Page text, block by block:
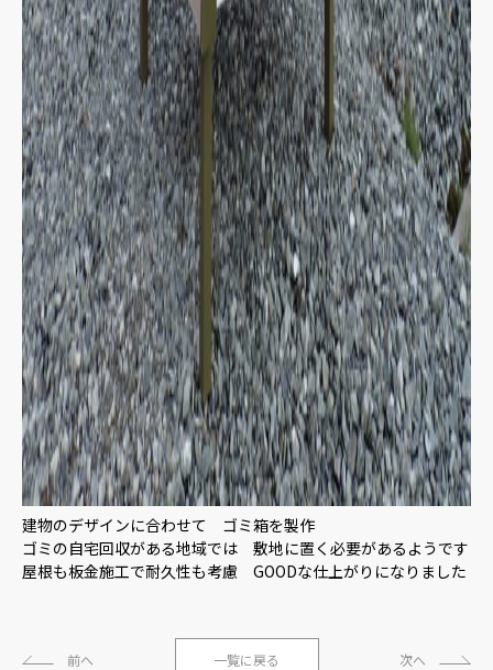
建物のデザインに合わせて ゴミ箱を製作
ゴミの自宅回収がある地域では 敷地に置く必要があるようです
屋根も板金施工で耐久性も考慮 GOODな仕上がりになりました
前へ 一覧に戻る 次へ